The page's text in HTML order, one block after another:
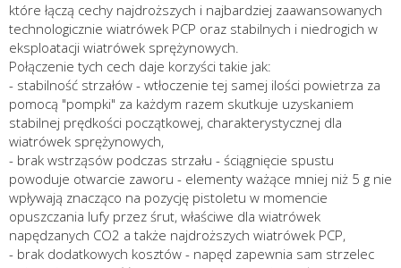
które łączą cechy najdroższych i najbardziej zaawansowanych
technologicznie wiatrówek PCP oraz stabilnych i niedrogich w
eksploatacji wiatrówek sprężynowych.
Połączenie tych cech daje korzyści takie jak:
- stabilność strzałów - wtłoczenie tej samej ilości powietrza za
pomocą "pompki" za każdym razem skutkuje uzyskaniem
stabilnej prędkości początkowej, charakterystycznej dla
wiatrówek sprężynowych,
- brak wstrząsów podczas strzału - ściągnięcie spustu
powoduje otwarcie zaworu - elementy ważące mniej niż 5 g nie
wpływają znacząco na pozycję pistoletu w momencie
opuszczania lufy przez śrut, właściwe dla wiatrówek
napędzanych CO2 a także najdroższych wiatrówek PCP,
- brak dodatkowych kosztów - napęd zapewnia sam strzelec